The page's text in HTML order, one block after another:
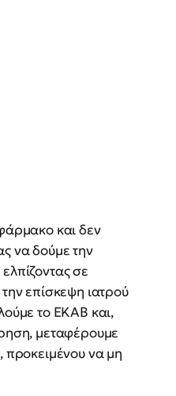
και δεν
να δούμε την
ελπίζοντας σε
επίσκεψη ιατρού
το ΕΚΑΒ και,
μεταφέρουμε
προκειμένου να μη